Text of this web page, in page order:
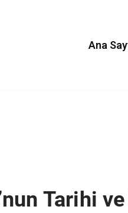
Ana
Tarihi